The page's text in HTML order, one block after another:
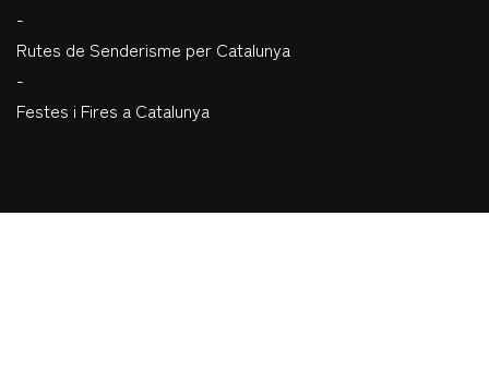
-
Rutes de Senderisme per Catalunya
-
Festes i Fires a Catalunya